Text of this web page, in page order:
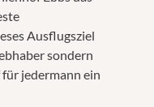
Ausflugsziel
sondern
jedermann ein